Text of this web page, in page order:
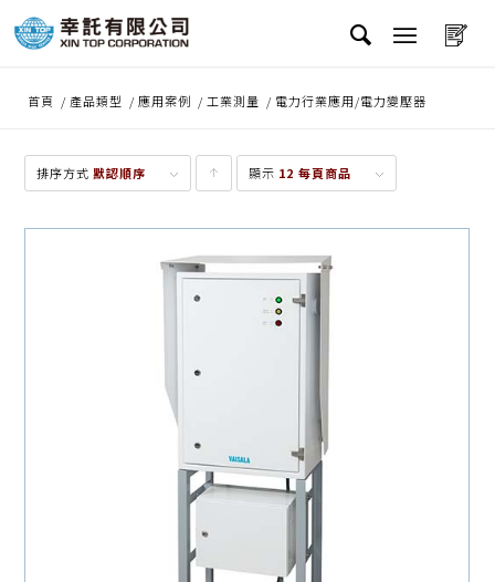
首頁 / 產品類型 / 應用案例 / 工業測量 / 電力行業應用/電力變壓器
排序方式默認順序
點
示產
顯示 12 每頁商品